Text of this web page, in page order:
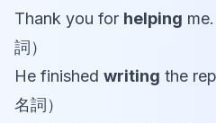
Thank you for helping
詞）
He finished writing the
名詞）